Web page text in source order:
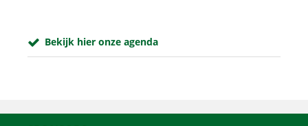
Bekijk hier onze agenda